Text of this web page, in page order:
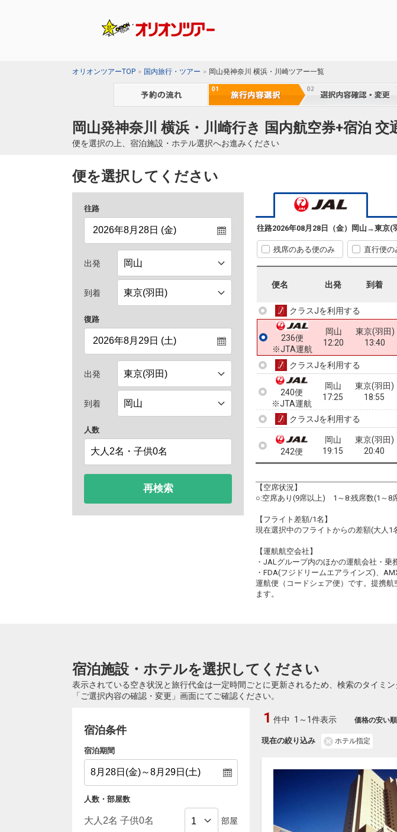
オリオンツアーTOP 国内旅行・ツアー 岡山発神奈川 横浜・川崎ツアー一覧
岡山発神奈川 横浜・川崎行き 国内航空券+宿泊 交
便を選択の上、宿泊施設・ホテル選択へお進みください
便を選択してください
往路
出発
到着
復路
出発
到着
人数
再検索
往路2026年08月28日（金） 岡山 →東京(
残席のある便のみ 直行便の
便名 出発 到着
232便
※JTA運航
岡山
07:05
東京(羽田)
08:25
クラスJを利用する
234便
10:00
東京(羽田)
11:20
クラスJを利用する
236便
※JTA運航
岡山
12:20
東京(羽田)
13:40
クラスJを利用する
240便
※JTA運航
岡山
17:25
東京(羽田)
18:55
クラスJを利用する
242便
岡山
19:15
東京(羽田)
20:40
【空席状況】
○:空席あり(9席以上) 1～8:残席数(1～
【フライト差額/1名】
現在選択中のフライトからの差額(大人1
【運航航空会社】
・JALグループ内のほかの運航会社・乗
・FDA(フジドリームエアラインズ)、
運航便（コードシェア便）です。提携
ます。
宿泊施設・ホテルを選択してください
表示されている空き状況と旅行代金は一定時間ごとに更新されるため、検索のタイミ
「ご選択内容の確認・変更」画面にてご確認ください。
宿泊条件
宿泊期間
人数・部屋数
部屋
現在の絞り込み ホテル指定
1 件中 1～1件表示 価格の安い順